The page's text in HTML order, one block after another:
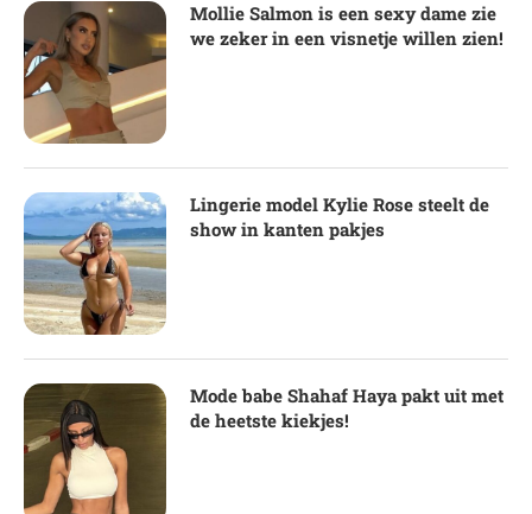
Mollie Salmon is een sexy dame zie
we zeker in een visnetje willen zien!
Lingerie model Kylie Rose steelt de
show in kanten pakjes
Mode babe Shahaf Haya pakt uit met
de heetste kiekjes!